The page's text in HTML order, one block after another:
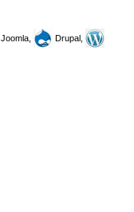
Joomla,
Drupal,